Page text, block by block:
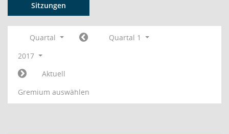
Sitzungen
Quartal
Quartal 1
2017
Aktuell
Gremium auswählen